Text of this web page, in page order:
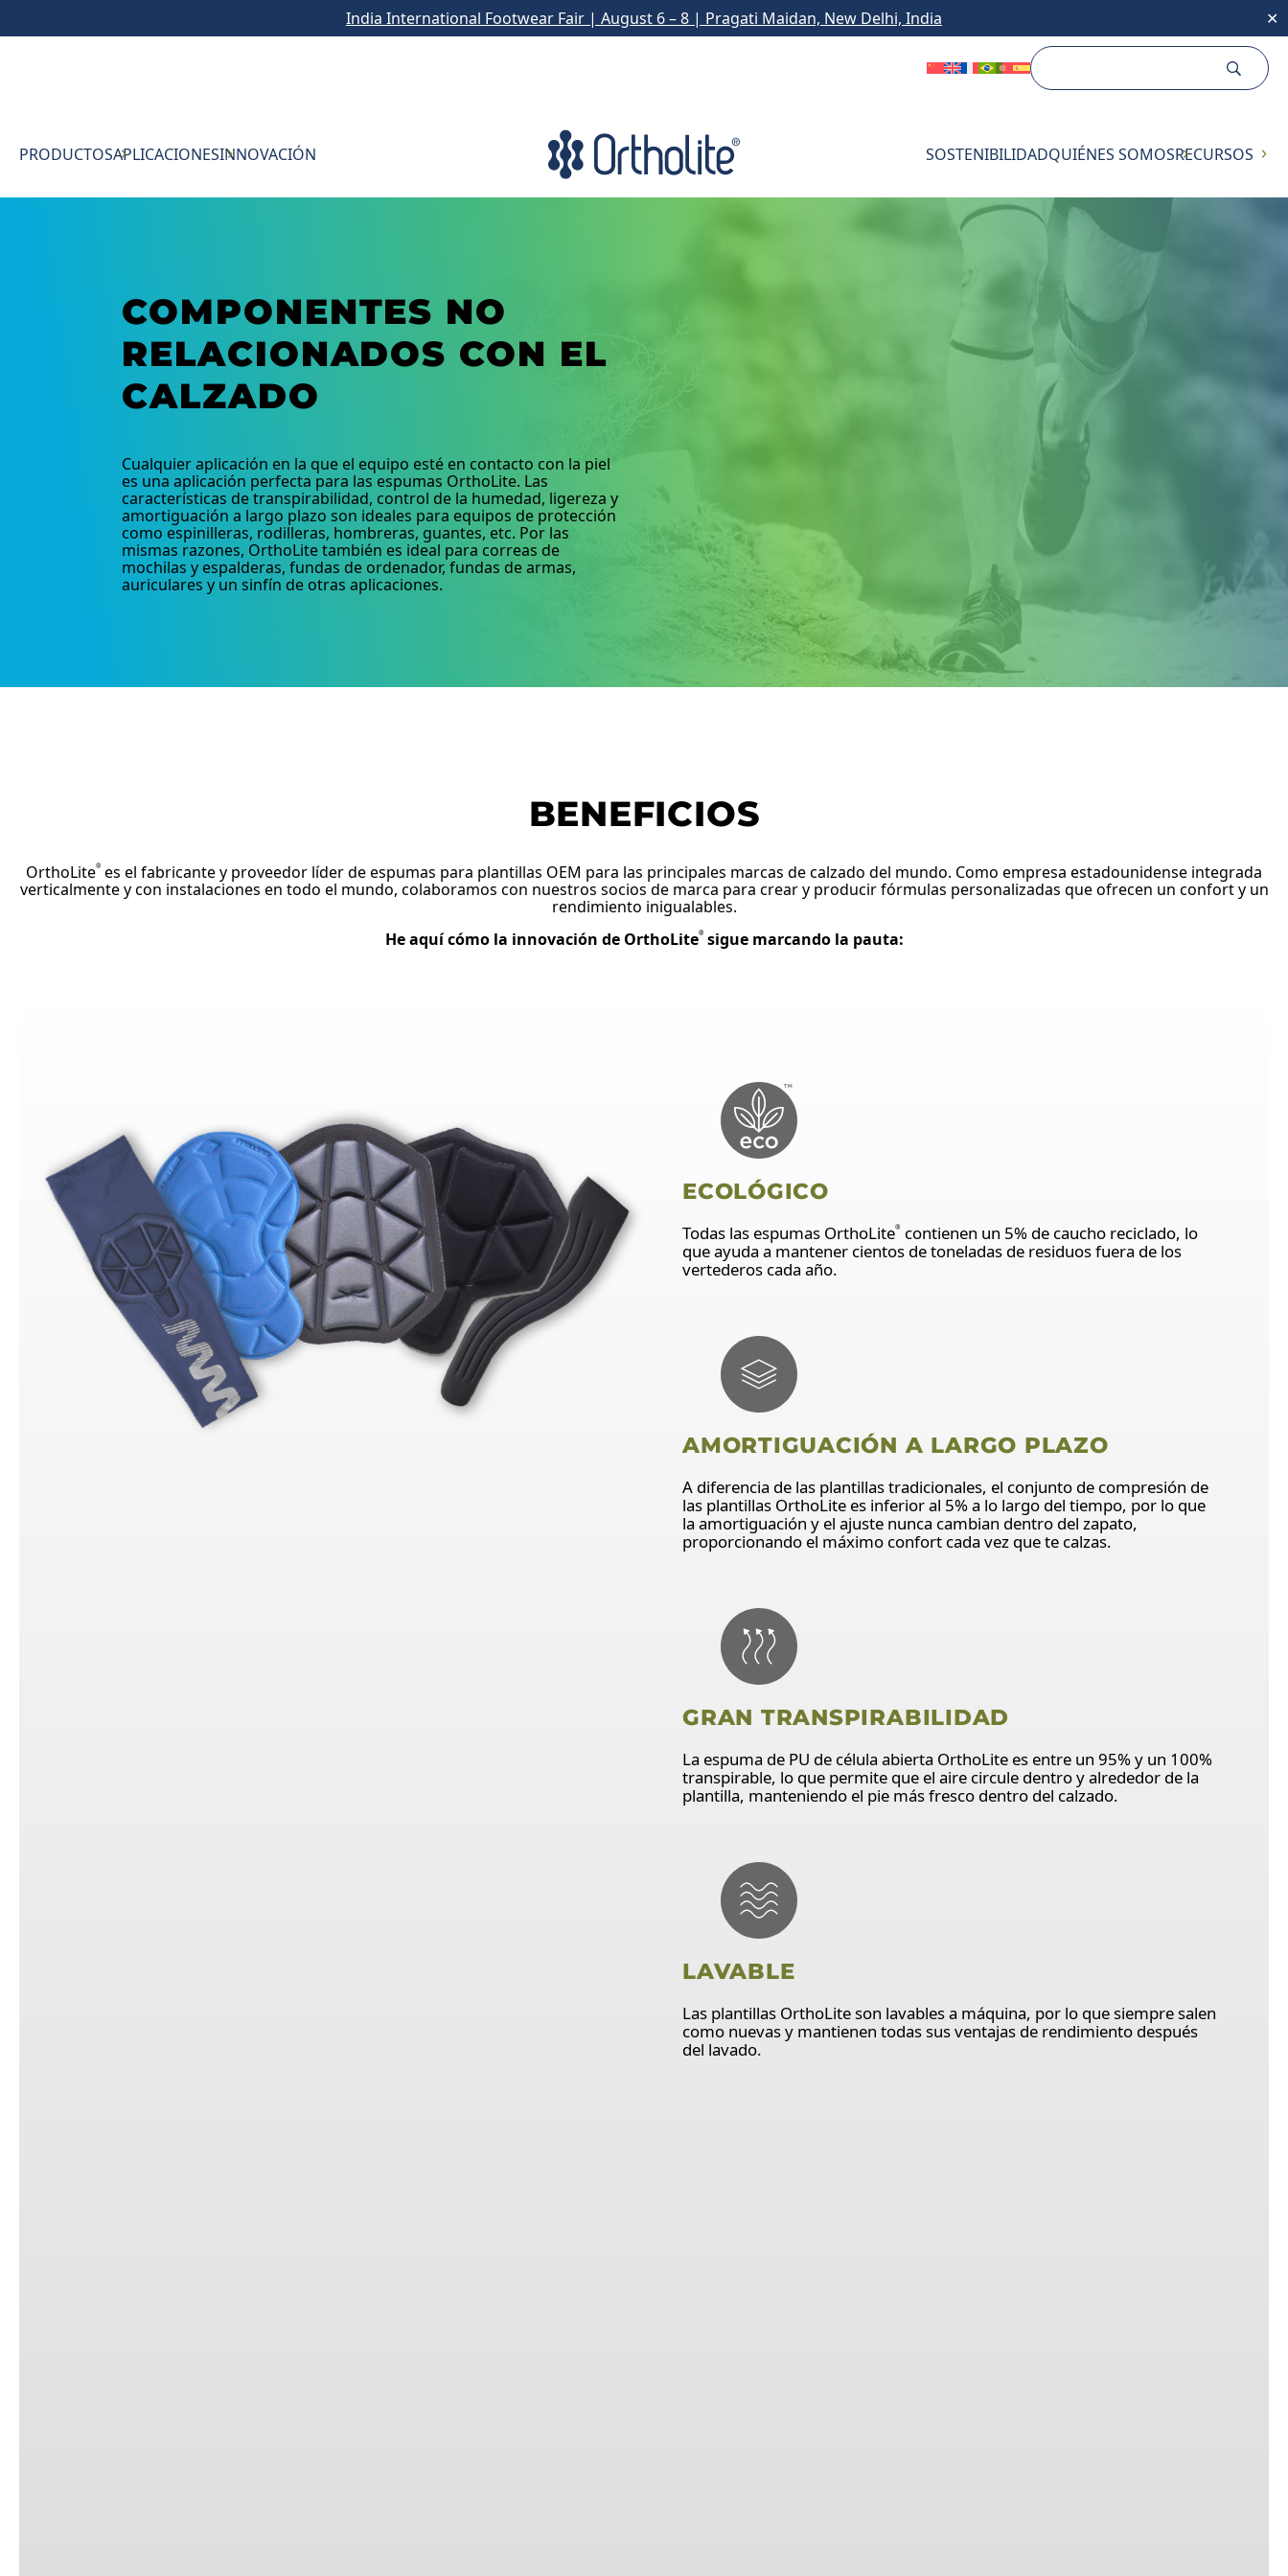
India International Footwear Fair | August 6 – 8 | Pragati Maidan, New Delhi, India ✕
PRODUCTOSAPLICACIONESINNOVACIÓN SOSTENIBILIDADQUIÉNES SOMOSRECURSOS
COMPONENTES NO
RELACIONADOS CON EL
CALZADO
Cualquier aplicación en la que el equipo esté en contacto con la piel
es una aplicación perfecta para las espumas OrthoLite. Las
características de transpirabilidad, control de la humedad, ligereza y
amortiguación a largo plazo son ideales para equipos de protección
como espinilleras, rodilleras, hombreras, guantes, etc. Por las
mismas razones, OrthoLite también es ideal para correas de
mochilas y espalderas, fundas de ordenador, fundas de armas,
auriculares y un sinfín de otras aplicaciones.
BENEFICIOS
OrthoLite® es el fabricante y proveedor líder de espumas para plantillas OEM para las principales marcas de calzado del mundo. Como empresa estadounidense integrada
verticalmente y con instalaciones en todo el mundo, colaboramos con nuestros socios de marca para crear y producir fórmulas personalizadas que ofrecen un confort y un
rendimiento inigualables.
He aquí cómo la innovación de OrthoLite®sigue marcando la pauta:
ECOLÓGICO
Todas las espumas OrthoLite® contienen un 5% de caucho reciclado, lo
que ayuda a mantener cientos de toneladas de residuos fuera de los
vertederos cada año.
AMORTIGUACIÓN A LARGO PLAZO
A diferencia de las plantillas tradicionales, el conjunto de compresión de
las plantillas OrthoLite es inferior al 5% a lo largo del tiempo, por lo que
la amortiguación y el ajuste nunca cambian dentro del zapato,
proporcionando el máximo confort cada vez que te calzas.
GRAN TRANSPIRABILIDAD
La espuma de PU de célula abierta OrthoLite es entre un 95% y un 100%
transpirable, lo que permite que el aire circule dentro y alrededor de la
plantilla, manteniendo el pie más fresco dentro del calzado.
LAVABLE
Las plantillas OrthoLite son lavables a máquina, por lo que siempre salen
como nuevas y mantienen todas sus ventajas de rendimiento después
del lavado.